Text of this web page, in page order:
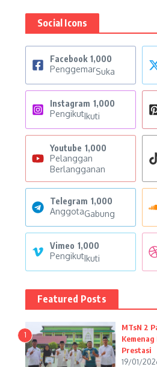
Social Icons
Facebook 1,000
PenggemarSuka
Instagram 1,000
PengikutIkuti
Youtube 1,000
Pelanggan
Berlangganan
Telegram 1,000
AnggotaGabung
Vimeo 1,000
PengikutIkuti
Featured Posts
1
MTsN 2
Prestasi
19/01/